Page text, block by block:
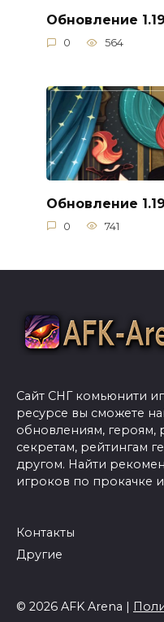
Обновление
0 564
Обновление
0 741
Сайт СНГ комьюнити
ресурсе вы сможете
обновлениям, героям,
секретам, рейтингам
другом. Найти
игроков по прокачке
Контакты
Другие
© 2026 AFK Arena |